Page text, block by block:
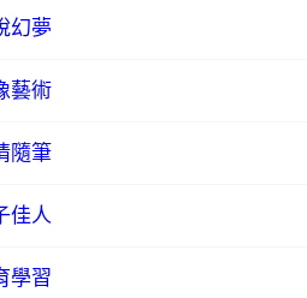
幻夢
藝術
隨筆
佳人
學習